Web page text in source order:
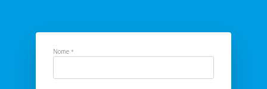
Nome *